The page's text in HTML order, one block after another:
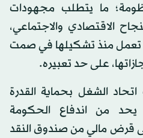
ما يتطلب مجهودات
الاقتصادي والاجتماعي،
تعمل منذ تشكيلها في صمت
على حد تعبيره.
الشغل بحماية القدرة
يحد من اندفاع الحكومة
قرض مالي من صندوق النقد